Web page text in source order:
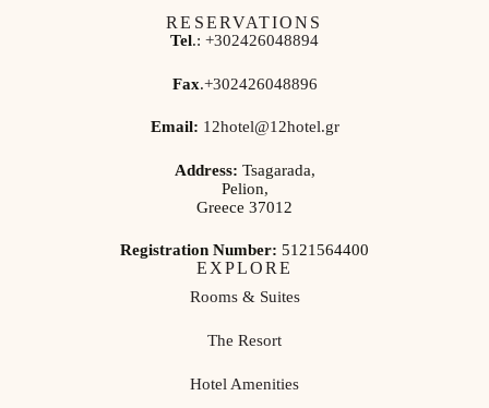
RESERVATIONS
Tel.: +302426048894
Fax.+302426048896
Email: 12hotel@12hotel.gr
Address: Tsagarada,
Pelion,
Greece 37012
Registration Number: 5121564400
EXPLORE
Rooms & Suites
The Resort
Hotel Amenities